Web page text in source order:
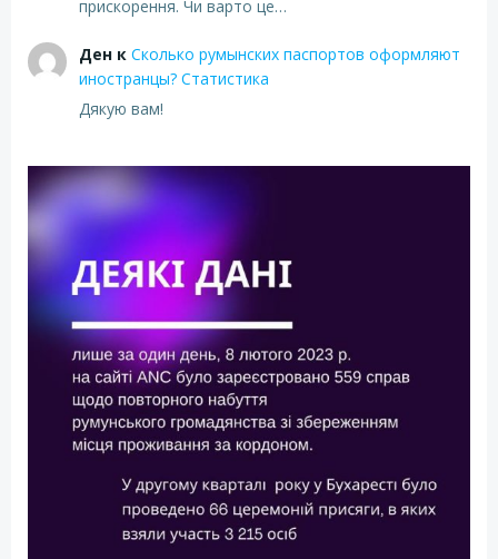
прискорення. Чи варто це…
Денк Сколько румынских паспортов оформляют
иностранцы? Статистика
Дякую вам!